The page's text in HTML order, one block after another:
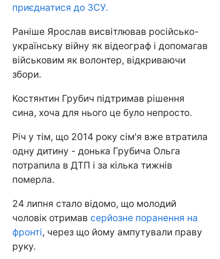
приєднатися до ЗСУ.
Раніше Ярослав висвітлював російсько-
українську війну як відеограф і допомагав
військовим як волонтер, відкриваючи
збори.
Костянтин Грубич підтримав рішення
сина, хоча для нього це було непросто.
Річ у тім, що 2014 року сім'я вже втратила
одну дитину - донька Грубича Ольга
потрапила в ДТП і за кілька тижнів
померла.
24 липня стало відомо, що молодий
чоловік отримав серйозне поранення на
фронті, через що йому ампутували праву
руку.